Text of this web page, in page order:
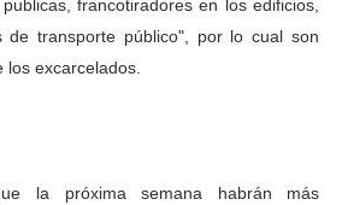
francotiradores en los edificios,
de transporte público", por lo cual son
los excarcelados.
la próxima semana habrán más